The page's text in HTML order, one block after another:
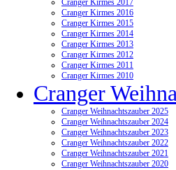
Cranger Kirmes 2017
Cranger Kirmes 2016
Cranger Kirmes 2015
Cranger Kirmes 2014
Cranger Kirmes 2013
Cranger Kirmes 2012
Cranger Kirmes 2011
Cranger Kirmes 2010
Cranger
Cranger Weihnachtszauber 2025
Cranger Weihnachtszauber 2024
Cranger Weihnachtszauber 2023
Cranger Weihnachtszauber 2022
Cranger Weihnachtszauber 2021
Cranger Weihnachtszauber 2020